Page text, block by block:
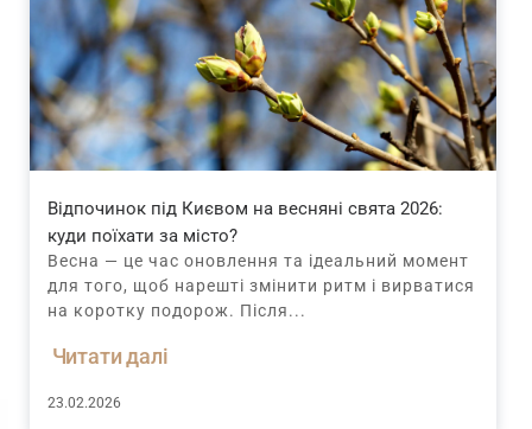
Відпочинок під Києвом на весняні свята 2026:
куди поїхати за місто?
Весна — це час оновлення та ідеальний момент
для того, щоб нарешті змінити ритм і вирватися
на коротку подорож. Після...
Читати далі
23.02.2026